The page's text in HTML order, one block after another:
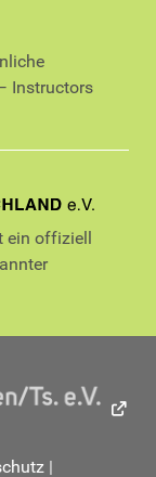
Instructors
ein offiziell
|